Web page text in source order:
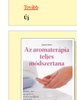
Tovább
Új